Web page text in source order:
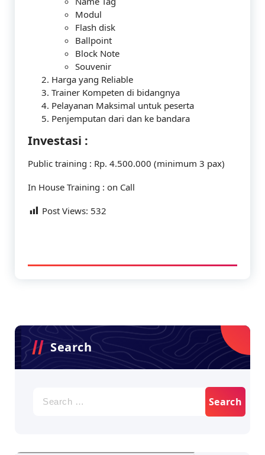
Modul
Flash disk
Ballpoint
Block Note
Souvenir
Harga yang Reliable
Trainer Kompeten di bidangnya
Pelayanan Maksimal untuk peserta
Penjemputan dari dan ke bandara
Investasi :
Public training : Rp. 4.500.000 (minimum 3 pax)
In House Training : on Call
Post Views: 532
Search
for: